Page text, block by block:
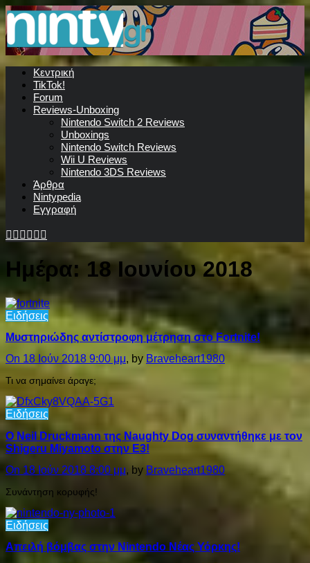
Κεντρική
TikTok!
Forum
Reviews-Unboxing
Nintendo Switch 2 Reviews
Unboxings
Nintendo Switch Reviews
Wii U Reviews
Nintendo 3DS Reviews
Άρθρα
Nintypedia
Εγγραφή
Ημέρα: 18 Ιουνίου 2018
Ειδήσεις
Μυστηριώδης αντίστροφη μέτρηση στο Fortnite!
On 18 Ιούν 2018 9:00 μμ, by Braveheart1980
Τι να σημαίνει άραγε;
Ειδήσεις
Ο Neil Druckmann της Naughty Dog συναντήθηκε με τον
Shigeru Miyamoto στην E3!
On 18 Ιούν 2018 8:00 μμ, by Braveheart1980
Συνάντηση κορυφής!
Ειδήσεις
Απειλή βόμβας στην Nintendo Νέας Υόρκης!